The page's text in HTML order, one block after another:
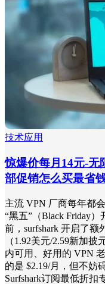
技术应用
惊爆价每月14元-无
部促销怎么买最省
主流 VPN 厂商每年都
“黑五”（Black Friday
前，surfshark 开启了
（1.92美元/2.59新加
内可用、好用的 VPN
的是 $2.19/月，但不妨
Surfshark订阅最低折扣